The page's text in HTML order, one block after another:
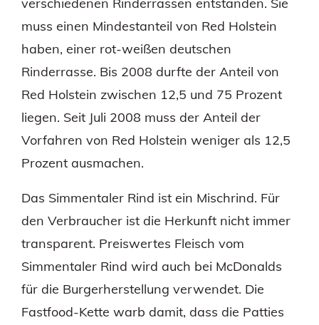
muss einen Mindestanteil von Red Holstein
haben, einer rot-weißen deutschen
Rinderrasse. Bis 2008 durfte der Anteil von
Red Holstein zwischen 12,5 und 75 Prozent
liegen. Seit Juli 2008 muss der Anteil der
Vorfahren von Red Holstein weniger als 12,5
Prozent ausmachen.
Das Simmentaler Rind ist ein Mischrind. Für
den Verbraucher ist die Herkunft nicht immer
transparent. Preiswertes Fleisch vom
Simmentaler Rind wird auch bei McDonalds
für die Burgerherstellung verwendet. Die
Fastfood-Kette warb damit, dass die Patties